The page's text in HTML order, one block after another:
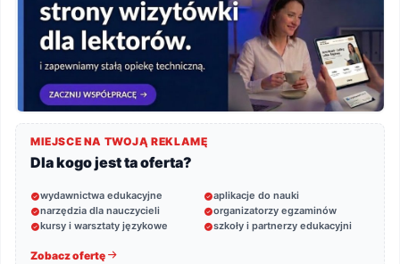
MIEJSCE NA TWOJĄ REKLAMĘ
Dla kogo jest ta oferta?
wydawnictwa edukacyjne
aplikacje do nauki
narzędzia dla nauczycieli
organizatorzy egzaminów
kursy i warsztaty językowe
szkoły i partnerzy edukacyjni
Zobacz ofertę